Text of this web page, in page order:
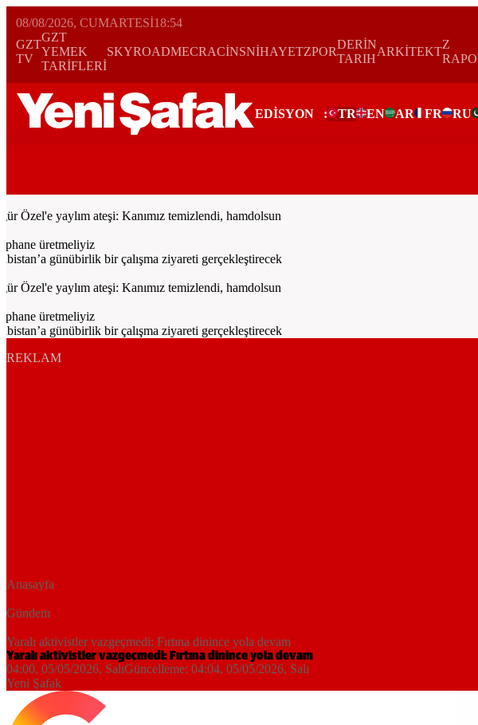
08/08/2026, CUMARTESI18:54
GZT
TV
GZT
YEMEK
TARİFLERİ
SKYROADMECRACİNSNİHAYETZPOR
DERİN
TARIH
ARKİTEKT
Z
EDİSYON : TR EN AR FR RU
yaylım ateşi: Kanımız temizlendi, hamdolsun
üretmeliyiz
günübirlik bir çalışma ziyareti gerçekleştirecek
yaylım ateşi: Kanımız temizlendi, hamdolsun
üretmeliyiz
günübirlik bir çalışma ziyareti gerçekleştirecek
REKLAM
Anasayfa
Gündem
Yaralı aktivistler vazgeçmedi: Fırtına dinince yola devam
Yaralı aktivistler vazgeçmedi: Fırtına dinince yola devam
04:00, 05/05/2026, SalıGüncelleme: 04:04, 05/05/2026, Salı
Yeni Şafak